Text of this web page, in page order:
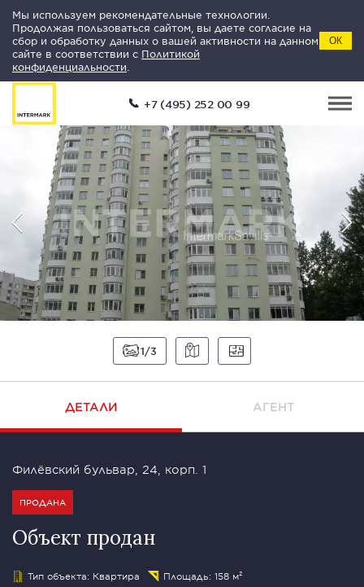
Мы используем рекомендательные технологии.
Продолжая пользоваться сайтом, вы даете согласие на
сбор и обработку данных о вашей активности на данном
сайте в соответствии с Политикой
конфиденциальности
ОК
+7 (495) 252 00 99
1 3
ДЕТАЛИ АГЕНТ
Филёвский бульвар, 24, корп. 1
ПРОДАНА
Объект продан
Тип объекта: Квартира
Площадь: 158 м²